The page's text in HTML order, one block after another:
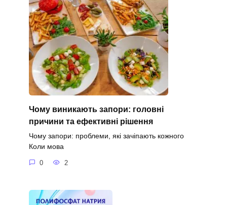
Чому виникають запори: головні
причини та ефективні рішення
Чому запори: проблеми, які зачіпають кожного
Коли мова
0 2